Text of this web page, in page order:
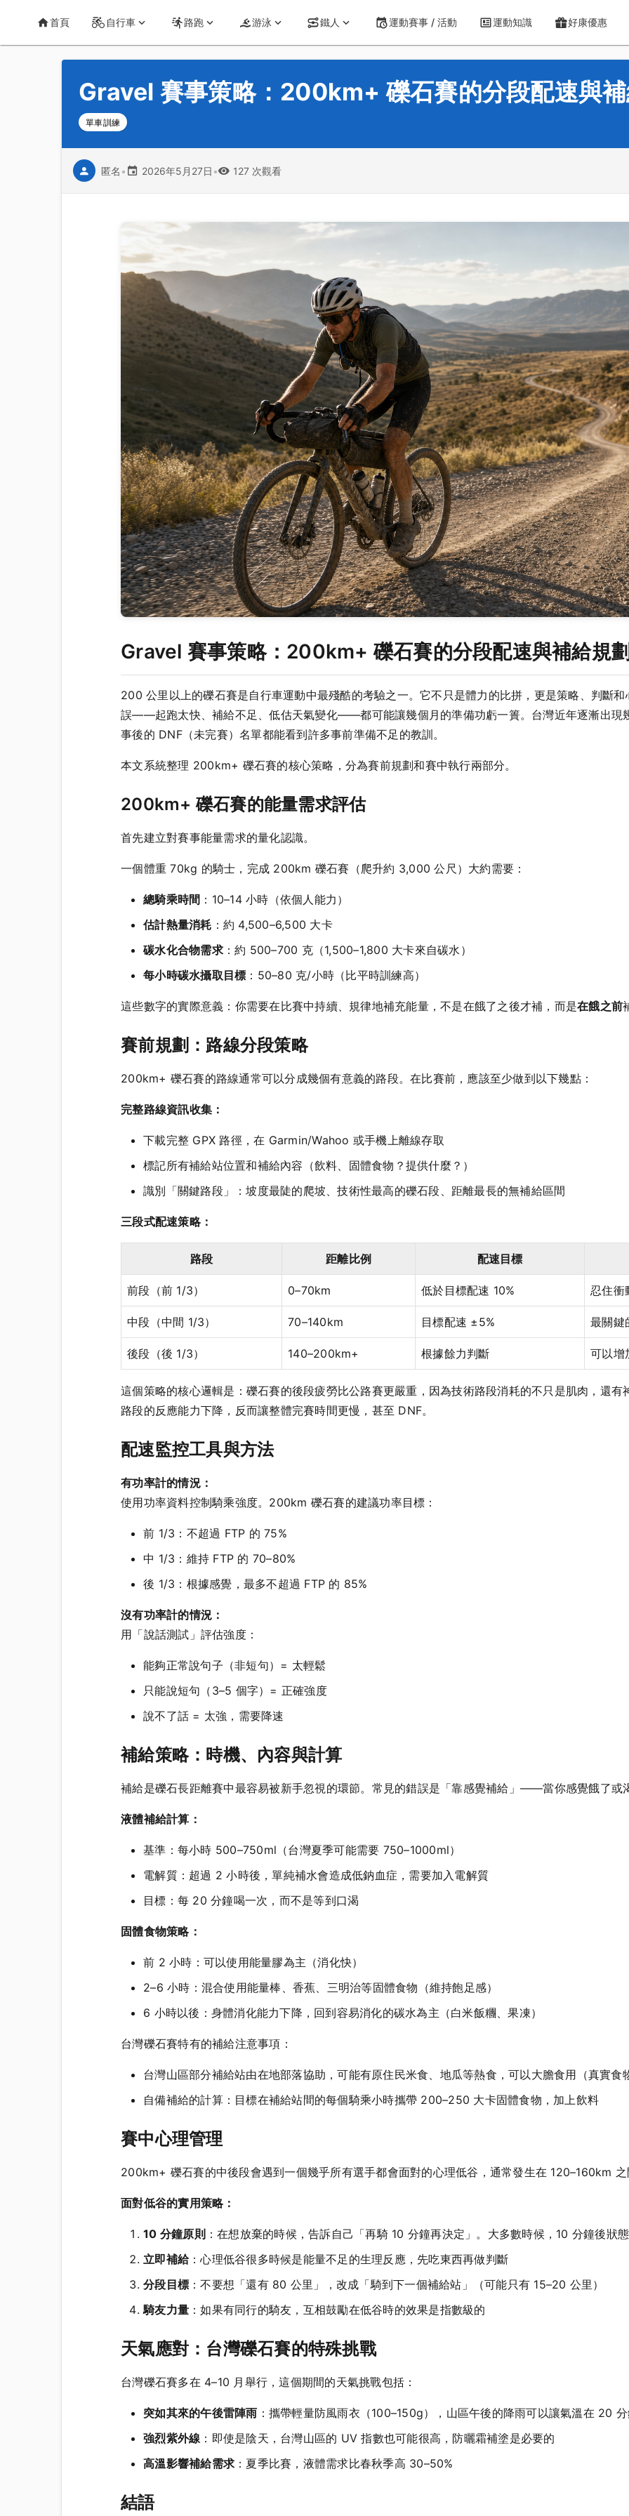
CT Yeh 公路車基地
首頁 自行車 路跑 游泳 鐵人 運動賽事 / 活動 運動知識 好康優惠
運動知識 詳情
Gravel 賽事策略：200km+ 礫石賽的分段配速與
單車訓練
匿名 • 2026年5月27日 • 127 次觀看
Gravel 賽事策略：200km+ 礫石賽的分段配速與補給規
200 公里以上的礫石賽是自行車運動中最殘酷的考驗之一。它不只是體力的比拼，更是策略、判斷
誤——起跑太快、補給不足、低估天氣變化——都可能讓幾個月的準備功虧一簣。台灣近年逐漸出現
事後的 DNF（未完賽）名單都能看到許多事前準備不足的教訓。
本文系統整理 200km+ 礫石賽的核心策略，分為賽前規劃和賽中執行兩部分。
200km+ 礫石賽的能量需求評估
首先建立對賽事能量需求的量化認識。
一個體重 70kg 的騎士，完成 200km 礫石賽（爬升約 3,000 公尺）大約需要：
總騎乘時間 ：10–14 小時（依個人能力）
估計熱量消耗 ：約 4,500–6,500 大卡
碳水化合物需求：約 500–700 克（1,500–1,800 大卡來自碳水）
每小時碳水攝取目標 ：50–80 克/小時（比平時訓練高）
這些數字的實際意義：你需要在比賽中持續、規律地補充能量，不是在餓了之後才補，而是在餓之前
賽前規劃：路線分段策略
200km+ 礫石賽的路線通常可以分成幾個有意義的路段。在比賽前，應該至少做到以下幾點：
完整路線資訊收集：
下載完整 GPX 路徑，在 Garmin/Wahoo 或手機上離線存取
標記所有補給站位置和補給內容（飲料、固體食物？提供什麼？）
識別「關鍵路段」：坡度最陡的爬坡、技術性最高的礫石段、距離最長的無補給區間
三段式配速策略：
路段 距離比例 配速目標
前段（前 1/3） 0–70km 低於目標配速 10% 忍住衝
中段（中間 1/3） 70–140km 目標配速 ±5% 最關鍵
後段（後 1/3） 140–200km+ 根據餘力判斷 可以增
這個策略的核心邏輯是：礫石賽的後段疲勞比公路賽更嚴重，因為技術路段消耗的不只是肌肉，還
路段的反應能力下降，反而讓整體完賽時間更慢，甚至 DNF。
配速監控工具與方法
有功率計的情況：
使用功率資料控制騎乘強度。200km 礫石賽的建議功率目標：
前 1/3：不超過 FTP 的 75%
中 1/3：維持 FTP 的 70–80%
後 1/3：根據感覺，最多不超過 FTP 的 85%
沒有功率計的情況：
用「說話測試」評估強度：
能夠正常說句子（非短句）= 太輕鬆
只能說短句（3–5 個字）= 正確強度
說不了話 = 太強，需要降速
補給策略：時機、內容與計算
補給是礫石長距離賽中最容易被新手忽視的環節。常見的錯誤是「靠感覺補給」——當你感覺餓了或
液體補給計算：
基準：每小時 500–750ml（台灣夏季可能需要 750–1000ml）
電解質：超過 2 小時後，單純補水會造成低鈉血症，需要加入電解質
目標：每 20 分鐘喝一次，而不是等到口渴
固體食物策略：
前 2 小時：可以使用能量膠為主（消化快）
2–6 小時：混合使用能量棒、香蕉、三明治等固體食物（維持飽足感）
6 小時以後：身體消化能力下降，回到容易消化的碳水為主（白米飯糰、果凍）
台灣礫石賽特有的補給注意事項：
台灣山區部分補給站由在地部落協助，可能有原住民米食、地瓜等熱食，可以大膽食用（真實
自備補給的計算：目標在補給站間的每個騎乘小時攜帶 200–250 大卡固體食物，加上飲料
賽中心理管理
200km+ 礫石賽的中後段會遇到一個幾乎所有選手都會面對的心理低谷，通常發生在 120–160km
面對低谷的實用策略：
10 分鐘原則 ：在想放棄的時候，告訴自己「再騎 10 分鐘再決定」。大多數時候，10 分鐘後狀
立即補給：心理低谷很多時候是能量不足的生理反應，先吃東西再做判斷
分段目標 ：不要想「還有 80 公里」，改成「騎到下一個補給站」（可能只有 15–20 公里）
騎友力量 ：如果有同行的騎友，互相鼓勵在低谷時的效果是指數級的
天氣應對：台灣礫石賽的特殊挑戰
台灣礫石賽多在 4–10 月舉行，這個期間的天氣挑戰包括：
突如其來的午後雷陣雨 ：攜帶輕量防風雨衣（100–150g），山區午後的降雨可以讓氣溫在 20
強烈紫外線 ：即使是陰天，台灣山區的 UV 指數也可能很高，防曬霜補塗是必要的
高溫影響補給需求 ：夏季比賽，液體需求比春秋季高 30–50%
結語